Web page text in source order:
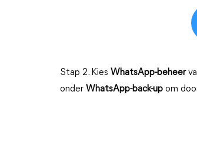
Stap 2. Kies WhatsApp-beheer
onder WhatsApp-back-up om